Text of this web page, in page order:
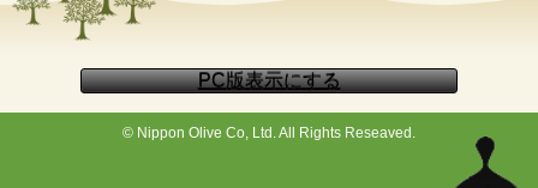
© Nippon Olive Co, Ltd. All Rights Reseaved.